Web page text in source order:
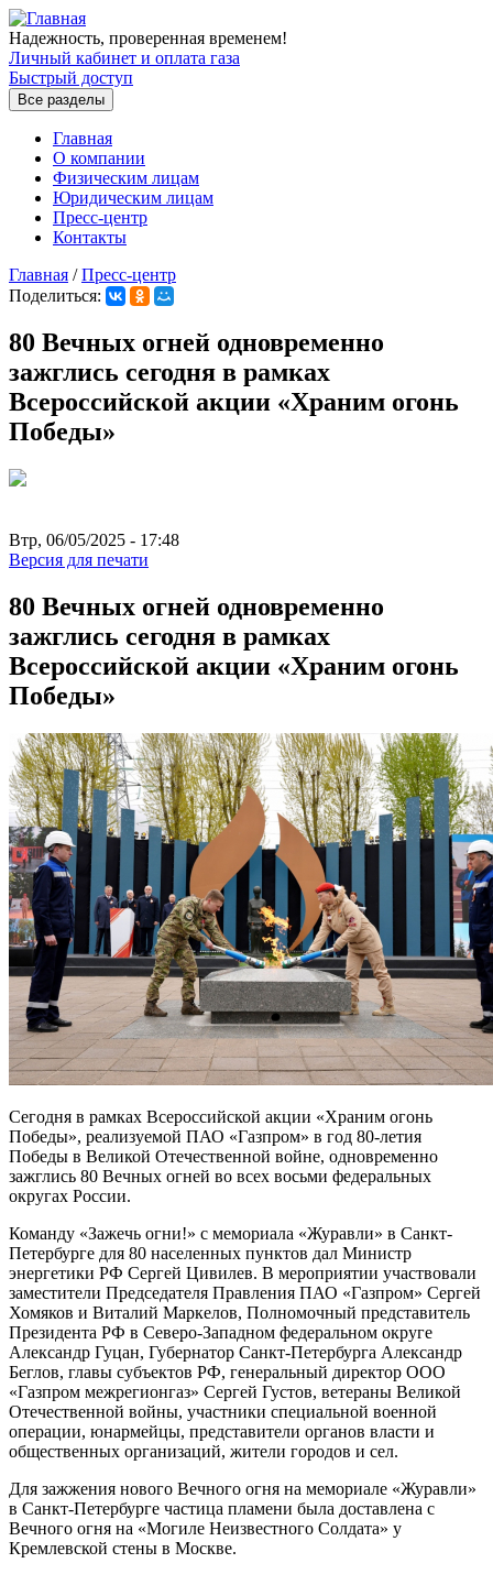
Перейти к основному содержанию
Надежность, проверенная временем!
Личный кабинет и оплата газа
Быстрый доступ
Все разделы
Главная
О компании
Физическим лицам
Юридическим лицам
Пресс-центр
Контакты
Вы здесь
Главная / Пресс-центр
Поделиться:
80 Вечных огней одновременно
зажглись сегодня в рамках
Всероссийской акции «Храним огонь
Победы»
Втр, 06/05/2025 - 17:48
Версия для печати
80 Вечных огней одновременно
зажглись сегодня в рамках
Всероссийской акции «Храним огонь
Победы»
Сегодня в рамках Всероссийской акции «Храним огонь
Победы», реализуемой ПАО «Газпром» в год 80-летия
Победы в Великой Отечественной войне, одновременно
зажглись 80 Вечных огней во всех восьми федеральных
округах России.
Команду «Зажечь огни!» с мемориала «Журавли» в Санкт-
Петербурге для 80 населенных пунктов дал Министр
энергетики РФ Сергей Цивилев. В мероприятии участвовали
заместители Председателя Правления ПАО «Газпром» Сергей
Хомяков и Виталий Маркелов, Полномочный представитель
Президента РФ в Северо-Западном федеральном округе
Александр Гуцан, Губернатор Санкт-Петербурга Александр
Беглов, главы субъектов РФ, генеральный директор ООО
«Газпром межрегионгаз» Сергей Густов, ветераны Великой
Отечественной войны, участники специальной военной
операции, юнармейцы, представители органов власти и
общественных организаций, жители городов и сел.
Для зажжения нового Вечного огня на мемориале «Журавли»
в Санкт-Петербурге частица пламени была доставлена с
Вечного огня на «Могиле Неизвестного Солдата» у
Кремлевской стены в Москве.